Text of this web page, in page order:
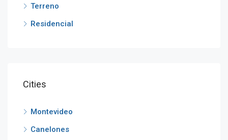
Terreno
Residencial
Cities
Montevideo
Canelones